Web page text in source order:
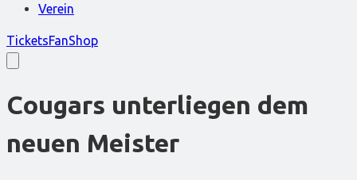
Verein
TicketsFanShop
Cougars unterliegen dem
neuen Meister